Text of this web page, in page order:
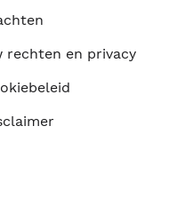
rechten en privacy